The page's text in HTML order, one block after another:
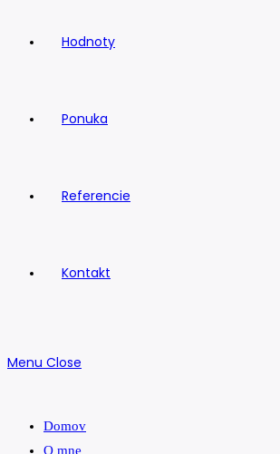
Hodnoty
Ponuka
Referencie
Kontakt
Menu Close
Domov
O mne